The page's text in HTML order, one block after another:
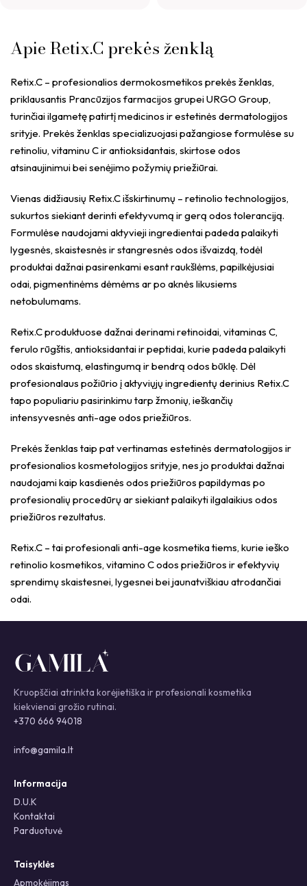
Apie Retix.C prekės ženklą
Retix.C – profesionalios dermokosmetikos prekės ženklas,
priklausantis Prancūzijos farmacijos grupei URGO Group,
turinčiai ilgametę patirtį medicinos ir estetinės dermatologijos
srityje. Prekės ženklas specializuojasi pažangiose formulėse su
retinoliu, vitaminu C ir antioksidantais, skirtose odos
atsinaujinimui bei senėjimo požymių priežiūrai.
Vienas didžiausių Retix.C išskirtinumų – retinolio technologijos,
sukurtos siekiant derinti efektyvumą ir gerą odos toleranciją.
Formulėse naudojami aktyvieji ingredientai padeda palaikyti
lygesnės, skaistesnės ir stangresnės odos išvaizdą, todėl
produktai dažnai pasirenkami esant raukšlėms, papilkėjusiai
odai, pigmentinėms dėmėms ar po aknės likusiems
netobulumams.
Retix.C produktuose dažnai derinami retinoidai, vitaminas C,
ferulo rūgštis, antioksidantai ir peptidai, kurie padeda palaikyti
odos skaistumą, elastingumą ir bendrą odos būklę. Dėl
profesionalaus požiūrio į aktyviųjų ingredientų derinius Retix.C
tapo populiariu pasirinkimu tarp žmonių, ieškančių
intensyvesnės anti-age odos priežiūros.
Prekės ženklas taip pat vertinamas estetinės dermatologijos ir
profesionalios kosmetologijos srityje, nes jo produktai dažnai
naudojami kaip kasdienės odos priežiūros papildymas po
profesionalių procedūrų ar siekiant palaikyti ilgalaikius odos
priežiūros rezultatus.
Retix.C – tai profesionali anti-age kosmetika tiems, kurie ieško
retinolio kosmetikos, vitamino C odos priežiūros ir efektyvių
sprendimų skaistesnei, lygesnei bei jaunatviškiau atrodančiai
odai.
Kruopščiai atrinkta korėjietiška ir profesionali kosmetika
kiekvienai grožio rutinai.
+370 666 94018
info@gamila.lt
Informacija
D.U.K
Kontaktai
Parduotuvė
Taisyklės
Apmokėjimas